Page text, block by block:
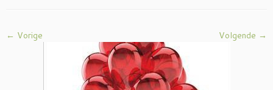
← Vorige Volgende →